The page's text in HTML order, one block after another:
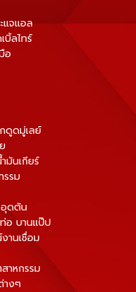
แจแอล
บิ้ลไทร์
อ
ดูดมู่เลย์
มันเกียร์
รม
อุดตัน
อ บานแป๊ป
านเชื่อม
าหกรรม
างๆ